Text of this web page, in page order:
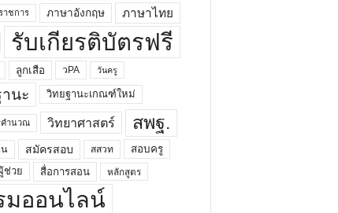
าชการ ภาษาอังกฤษ ภาษาไทย
รับเกียรติบัตรฟรี
ลูกเสือ วPA วันครู
นะ วิทยฐานะเกณฑ์ใหม่
คำนวณ วิทยาศาสตร์ สพฐ.
น สมัครสอบ สสวท
สอบครู
ช่วย
สื่อการสอน หลักสูตร
มออนไลน์